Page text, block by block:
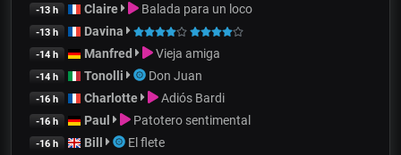
-13 h Claire Balada para un loco
-13 h Davina
-14 h Manfred Vieja amiga
-14 h Tonolli Don Juan
-16 h Charlotte Adiós Bardi
-16 h Paul Patotero sentimental
-16 h Bill El flete